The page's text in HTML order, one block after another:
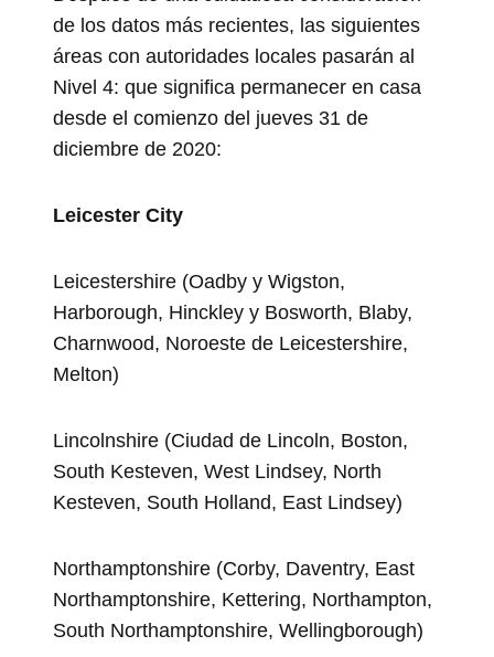
de los datos más recientes, las siguientes
áreas con autoridades locales pasarán al
Nivel 4: que significa permanecer en casa
desde el comienzo del jueves 31 de
diciembre de 2020:
Leicester City
Leicestershire (Oadby y Wigston,
Harborough, Hinckley y Bosworth, Blaby,
Charnwood, Noroeste de Leicestershire,
Melton)
Lincolnshire (Ciudad de Lincoln, Boston,
South Kesteven, West Lindsey, North
Kesteven, South Holland, East Lindsey)
Northamptonshire (Corby, Daventry, East
Northamptonshire, Kettering, Northampton,
South Northamptonshire, Wellingborough)